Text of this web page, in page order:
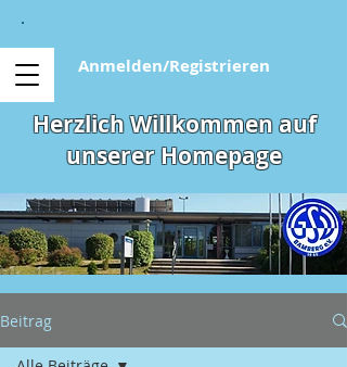
Anmelden/Registrieren
Herzlich Willkommen auf
unserer Homepage
Beitrag